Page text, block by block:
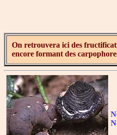
On retrouvera ici des
encore formant des